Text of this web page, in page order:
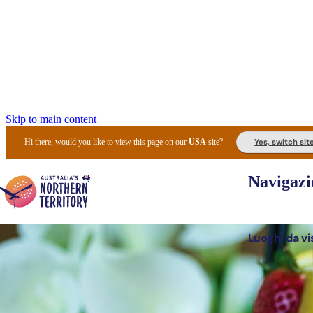
Skip to main content
Hi there, would you like to view this page on ourUSA site? Yes, switch
Luoghi da
I